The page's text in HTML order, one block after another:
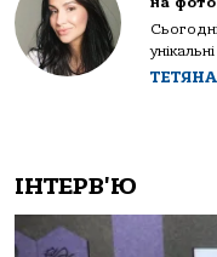
ІНТЕРВ'Ю